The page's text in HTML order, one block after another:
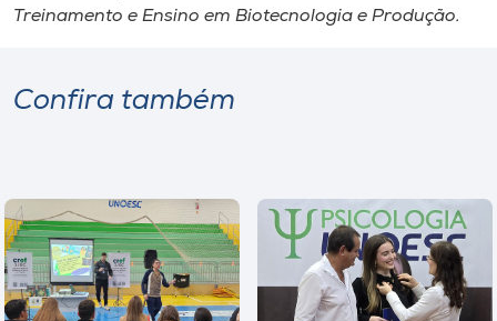
Treinamento e Ensino em Biotecnologia e Produção.
Confira também